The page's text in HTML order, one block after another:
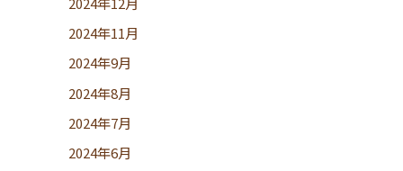
2024年11月
2024年9月
2024年8月
2024年7月
2024年6月